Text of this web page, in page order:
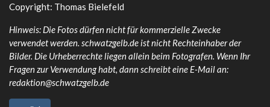
Copyright: Thomas Bielefeld
Hinweis: Die Fotos dürfen nicht für kommerzielle Zwecke
verwendet werden. schwatzgelb.de ist nicht Rechteinhaber der
Bilder. Die Urheberrechte liegen allein beim Fotografen. Wenn Ihr
Fragen zur Verwendung habt, dann schreibt eine E-Mail an:
redaktion@schwatzgelb.de